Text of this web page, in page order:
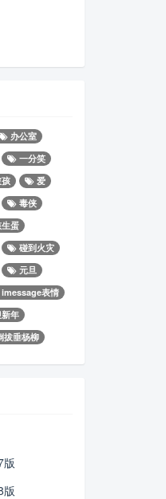
办公室
一分笑
爱
毒侠
蛋
碰到火灾
元旦
表情
年
垂杨柳
版
版